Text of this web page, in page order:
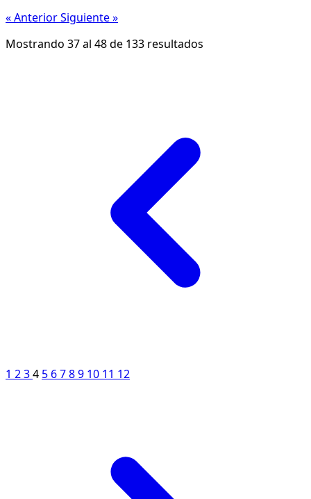
« AnteriorSiguiente »
Mostrando 37al 48de 133 resultados
1 234 5 6789 10 11 12